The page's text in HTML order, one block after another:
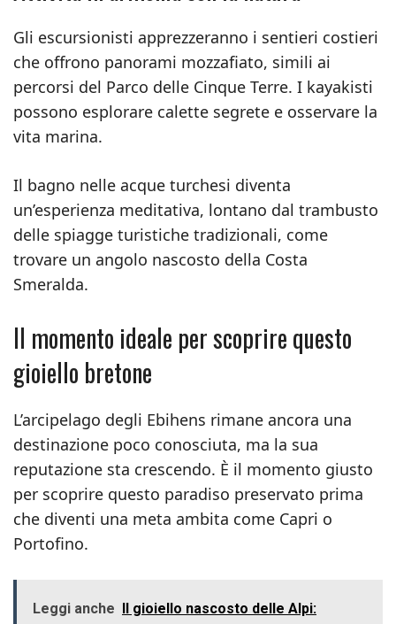
Gli escursionisti apprezzeranno i sentieri costieri
che offrono panorami mozzafiato, simili ai
percorsi del Parco delle Cinque Terre. I kayakisti
possono esplorare calette segrete e osservare la
vita marina.
Il bagno nelle acque turchesi diventa
un’esperienza meditativa, lontano dal trambusto
delle spiagge turistiche tradizionali, come
trovare un angolo nascosto della Costa
Smeralda.
Il momento ideale per scoprire questo
gioiello bretone
L’arcipelago degli Ebihens rimane ancora una
destinazione poco conosciuta, ma la sua
reputazione sta crescendo. È il momento giusto
per scoprire questo paradiso preservato prima
che diventi una meta ambita come Capri o
Portofino.
Leggi anche Il gioiello nascosto delle Alpi: